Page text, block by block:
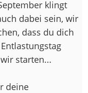
klingt
dabei sein, wir
dass du dich
starten...
deine